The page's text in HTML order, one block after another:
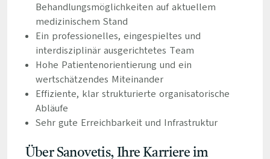
Behandlungsmöglichkeiten auf aktuellem
medizinischem Stand
Ein professionelles, eingespieltes und
interdisziplinär ausgerichtetes Team
Hohe Patientenorientierung und ein
wertschätzendes Miteinander
Effiziente, klar strukturierte organisatorische
Abläufe
Sehr gute Erreichbarkeit und Infrastruktur
Über Sanovetis, Ihre Karriere im